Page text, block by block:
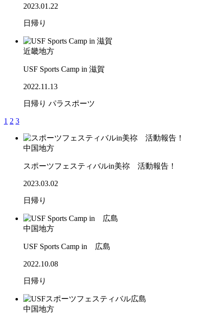
2023.01.22
日帰り
近畿地方
USF Sports Camp in 滋賀
2022.11.13
日帰り パラスポーツ
1 2 3
中国地方
スポーツフェスティバルin美祢 活動報告！
2023.03.02
日帰り
中国地方
USF Sports Camp in 広島
2022.10.08
日帰り
中国地方